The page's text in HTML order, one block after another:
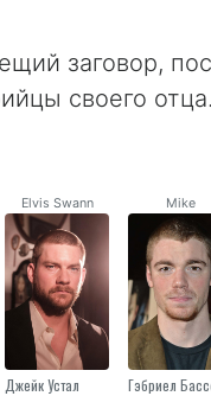
заговор,
своего отца.
Elvis Swann
Джейк Устал
Mike
Гэбриел